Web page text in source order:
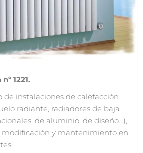
1221.
de instalaciones de calefacción
radiante, radiadores de baja
de aluminio, de diseño…),
modificación y mantenimiento en